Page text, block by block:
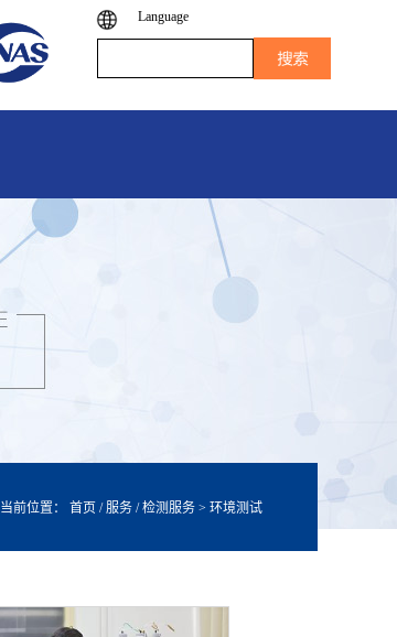
Language
当前位置： 首页 / 服务 / 检测服务 > 环境测试